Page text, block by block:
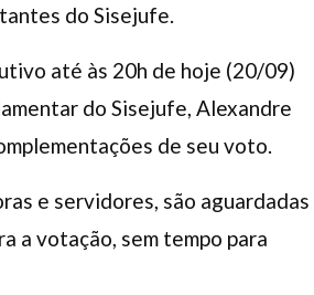
do Sisejufe.
até às 20h de hoje (20/09)
do Sisejufe, Alexandre
de seu voto.
e servidores, são aguardadas
a votação, sem tempo para